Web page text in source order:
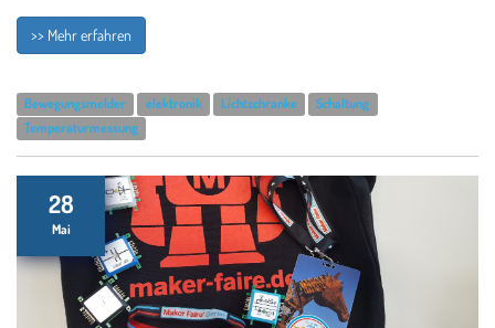
>> Mehr erfahren
Bewegungsmelder elektronik Lichtschranke
Schaltung
Temperaturmessung
28
Mai